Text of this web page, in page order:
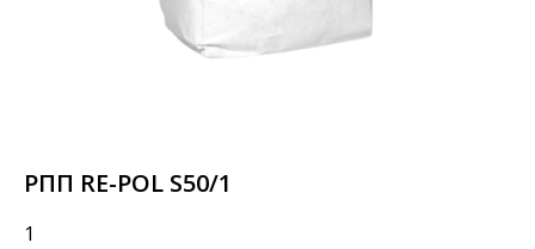
РПП RE-POL S50/1
1